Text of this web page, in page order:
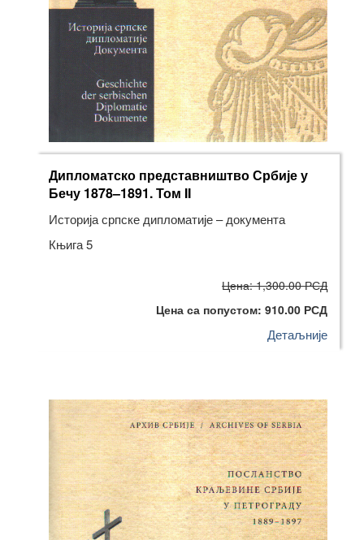
Дипломатско представништво Србије у
Бечу 1878–1891. Том II
Историја српске дипломатије – документа
Књига 5
Цена: 1,300.00 РСД
Цена са попустом: 910.00 РСД
Детаљније